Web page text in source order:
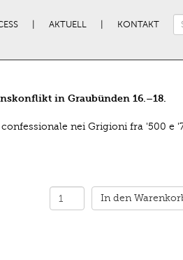
AKTUELL KONTAKT
in Graubünden 16.–18.
nei Grigioni fra '500 e
In den